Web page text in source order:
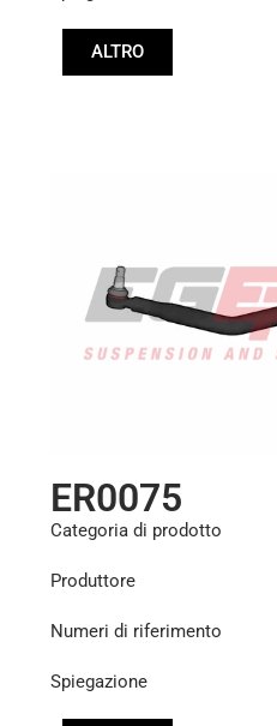
ALTRO
ER0075
Categoria di prodotto
Produttore
Numeri di riferimento
Spiegazione